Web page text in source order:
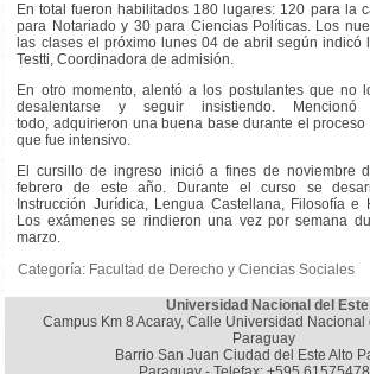
En total fueron habilitados 180 lugares: 120 para la
para Notariado y 30 para Ciencias Políticas. Los
las clases el próximo lunes 04 de abril según indicó
Testti, Coordinadora de admisión.
En otro momento, alentó a los postulantes que no
desalentarse y seguir insistiendo.
todo, adquirieron una buena base durante el
que fue intensivo.
El cursillo de ingreso inició a fines de noviembre
febrero de este año. Durante el curso se
Instrucción Jurídica, Lengua Castellana, Filosofía e
Los exámenes se rindieron una vez por semana
marzo.
Categoría: Facultad de Derecho y Ciencias Sociales
Universidad Nacional del Este
Campus Km 8 Acaray, Calle Universidad Nacional
Paraguay
Barrio San Juan Ciudad del Este Alto